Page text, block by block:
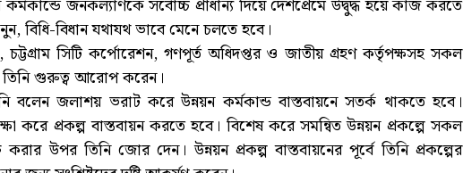
জনকল্যাণকে সর্বোচ্চ প্রাধান্য দিয়ে দেশপ্রেমে উদ্বুদ্ধ হয়ে কাজ করতে
বিধি-বিধান যথাযথ ভাবে মেনে চলতে হবে।
চট্টগ্রাম সিটি কর্পোরেশন, গণপূর্ত অধিদপ্তর ও জাতীয় গ্রহণ কর্তৃপক্ষসহ সকল
তিনি গুরুত্ব আরোপ করেন।
বলেন জলাশয় ভরাট করে উন্নয়ন কর্মকান্ড বাস্তবায়নে সতর্ক থাকতে হবে।
করে প্রকল্প বাস্তবায়ন করতে হবে। বিশেষ করে সমন্বিত উন্নয়ন প্রকল্পে সকল
করার উপর তিনি জোর দেন। উন্নয়ন প্রকল্প বাস্তবায়নের পূর্বে তিনি প্রকল্পের